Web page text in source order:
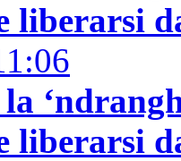
liberarsi
liberarsi